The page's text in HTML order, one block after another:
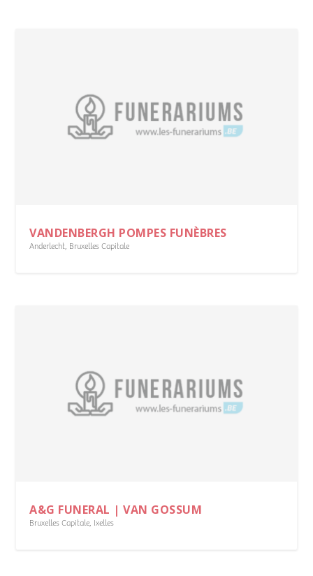
VANDENBERGH POMPES FUNÈBRES
Anderlecht, Bruxelles Capitale
A&G FUNERAL | VAN GOSSUM
Bruxelles Capitale, Ixelles